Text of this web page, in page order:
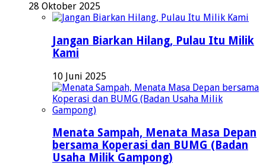
28 Oktober 2025
Jangan Biarkan Hilang, Pulau Itu Milik
Kami
10 Juni 2025
Menata Sampah, Menata Masa Depan
bersama Koperasi dan BUMG (Badan
Usaha Milik Gampong)